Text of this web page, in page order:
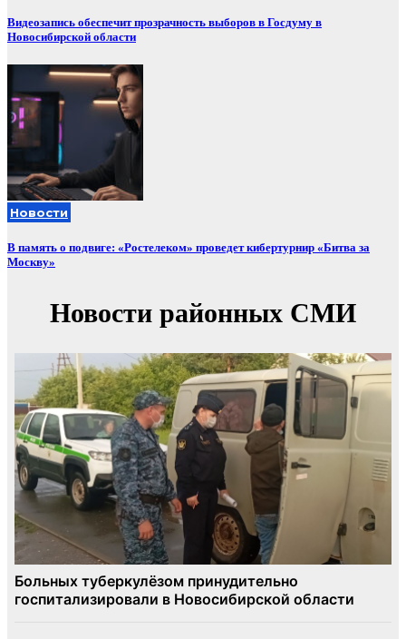
Видеозапись обеспечит прозрачность выборов в Госдуму в
Новосибирской области
Новости
В память о подвиге: «Ростелеком» проведет кибертурнир «Битва за
Москву»